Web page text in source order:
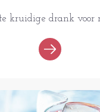
kruidige drank voor